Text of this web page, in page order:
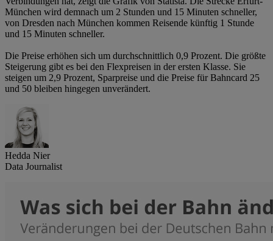
München wird demnach um 2 Stunden und 15 Minuten schneller,
von Dresden nach München kommen Reisende künftig 1 Stunde
und 15 Minuten schneller.
Die Preise erhöhen sich um durchschnittlich 0,9 Prozent. Die größte
Steigerung gibt es bei den Flexpreisen in der ersten Klasse. Sie
steigen um 2,9 Prozent, Sparpreise und die Preise für Bahncard 25
und 50 bleiben hingegen unverändert.
Hedda Nier
Data Journalist